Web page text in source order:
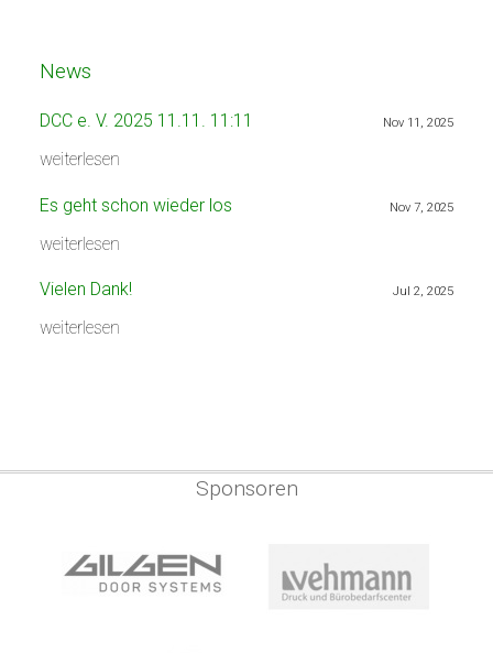
News
Nov 11, 2025
DCC e. V. 2025 11.11. 11:11
weiterlesen
Nov 7, 2025
Es geht schon wieder los
weiterlesen
Jul 2, 2025
Vielen Dank!
weiterlesen
Sponsoren